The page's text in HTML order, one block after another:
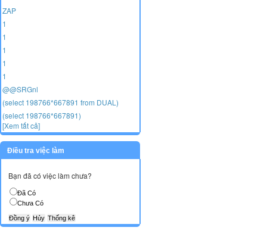
ZAP
1
1
1
1
1
@@SRGnl
(select 198766*667891 from DUAL)
(select 198766*667891)
[Xem tất cả]
Điều tra việc làm
Bạn đã có việc làm chưa?
Đã Có
Chưa Có